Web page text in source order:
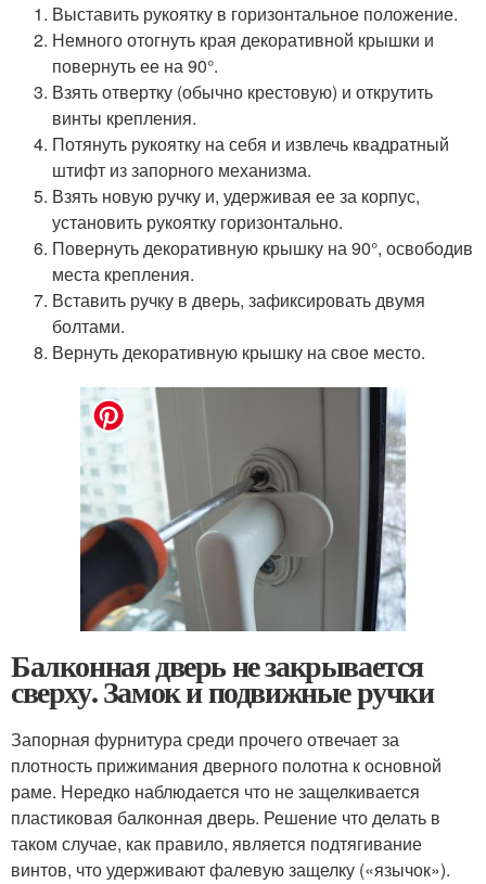
Выставить рукоятку в горизонтальное положение.
Немного отогнуть края декоративной крышки и
повернуть ее на 90°.
Взять отвертку (обычно крестовую) и открутить
винты крепления.
Потянуть рукоятку на себя и извлечь квадратный
штифт из запорного механизма.
Взять новую ручку и, удерживая ее за корпус,
установить рукоятку горизонтально.
Повернуть декоративную крышку на 90°, освободив
места крепления.
Вставить ручку в дверь, зафиксировать двумя
болтами.
Вернуть декоративную крышку на свое место.
Балконная дверь не закрывается
сверху. Замок и подвижные ручки
Запорная фурнитура среди прочего отвечает за
плотность прижимания дверного полотна к основной
раме. Нередко наблюдается что не защелкивается
пластиковая балконная дверь. Решение что делать в
таком случае, как правило, является подтягивание
винтов, что удерживают фалевую защелку («язычок»).